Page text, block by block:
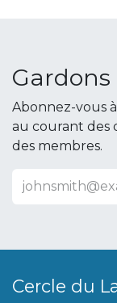
Abonnez-vous
au courant des
des membres.
Cercle du